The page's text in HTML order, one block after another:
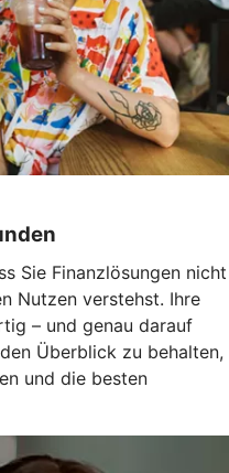
Sie Finanzlösungen nicht
Nutzen verstehst. Ihre
– und genau darauf
Überblick zu behalten,
und die besten